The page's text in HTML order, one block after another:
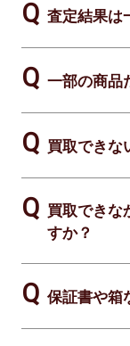
査定結果は
一部の商品
買取できな
買取できな
すか？
保証書や箱